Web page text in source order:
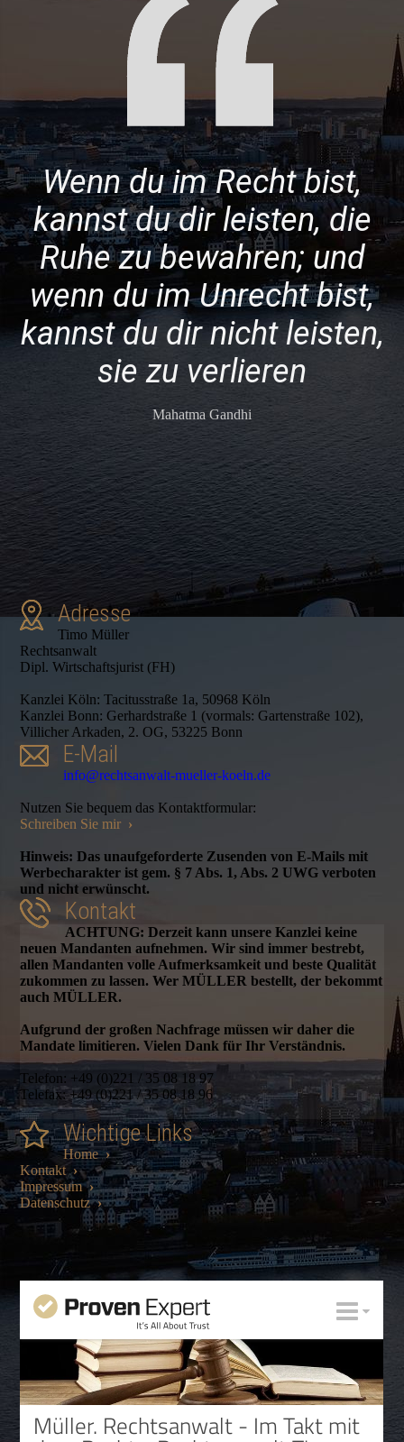
Wenn du im Recht bist,
kannst du dir leisten, die
Ruhe zu bewahren; und
wenn du im Unrecht bist,
kannst du dir nicht leisten,
sie zu verlieren
Mahatma Gandhi
Adresse
Timo Müller
Rechtsanwalt
Dipl. Wirtschaftsjurist (FH)
Kanzlei Köln: Tacitusstraße 1a, 50968 Köln
Kanzlei Bonn: Gerhardstraße 1 (vormals: Gartenstraße 102),
Villicher Arkaden, 2. OG, 53225 Bonn
E-Mail
info@rechtsanwalt-mueller-koeln.de
Nutzen Sie bequem das Kontaktformular:
Schreiben Sie mir ›
Hinweis: Das unaufgeforderte Zusenden von E-Mails mit
Werbecharakter ist gem. § 7 Abs. 1, Abs. 2 UWG verboten
und nicht erwünscht.
Kontakt
ACHTUNG: Derzeit kann unsere Kanzlei keine
neuen Mandanten aufnehmen. Wir sind immer bestrebt,
allen Mandanten volle Aufmerksamkeit und beste Qualität
zukommen zu lassen. Wer MÜLLER bestellt, der bekommt
auch MÜLLER.
Aufgrund der großen Nachfrage müssen wir daher die
Mandate limitieren. Vielen Dank für Ihr Verständnis.
Telefon: +49 (0)221 / 35 08 18 97
Telefax: +49 (0)221 / 35 08 18 96
Wichtige Links
Home ›
Kontakt ›
Impressum ›
Datenschutz ›